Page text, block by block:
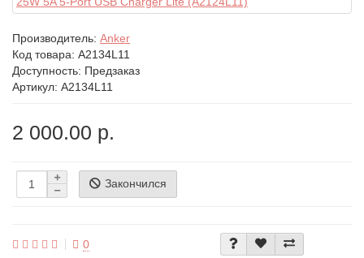
Производитель: Anker
Код товара: A2134L11
Доступность: Предзаказ
Артикул: A2134L11
2 000.00 р.
Закончился
0